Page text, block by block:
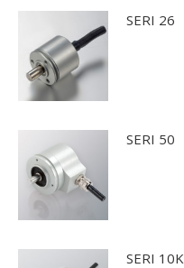
SERI 26
SERI 50
SERI 10K